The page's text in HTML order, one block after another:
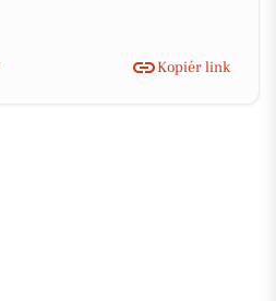
Kopiér link